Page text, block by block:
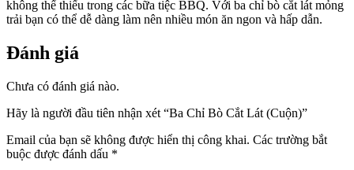
không thể thiếu trong các bữa tiệc BBQ. Với ba chỉ bò cắt lát mỏng
trải bạn có thể dễ dàng làm nên nhiều món ăn ngon và hấp dẫn.
Đánh giá
Chưa có đánh giá nào.
Hãy là người đầu tiên nhận xét “Ba Chỉ Bò Cắt Lát (Cuộn)”
Email của bạn sẽ không được hiển thị công khai. Các trường bắt
buộc được đánh dấu *